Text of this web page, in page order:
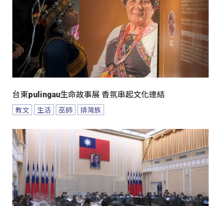
台東pulingau生命故事展 香氛串起文化連結
教文 生活 巫師 排灣族